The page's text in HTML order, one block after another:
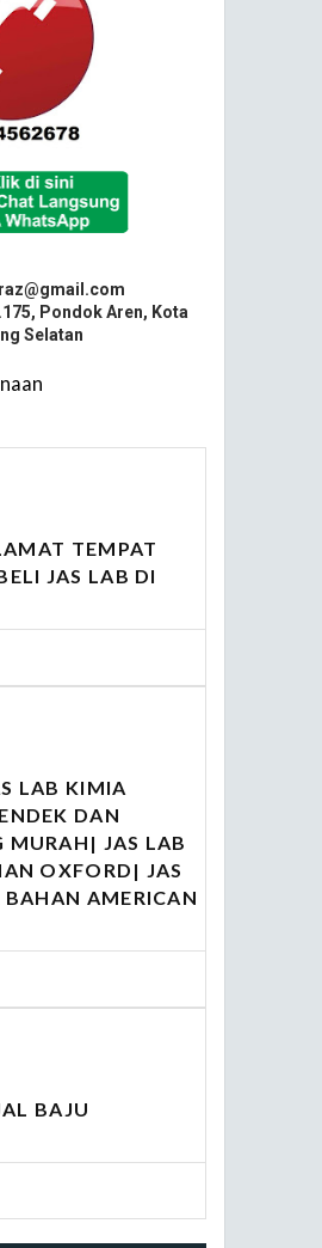
Pondok Aren, Kota
Selatan
TEMPAT
JAS LAB DI
LAB KIMIA
DAN
MURAH| JAS LAB
OXFORD| JAS
AMERICAN
BAJU